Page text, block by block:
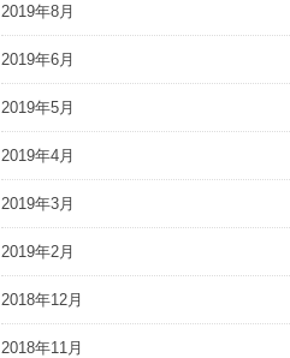
2019年8月
2019年6月
2019年5月
2019年4月
2019年3月
2019年2月
2018年12月
2018年11月